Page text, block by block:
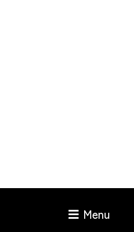
Menu